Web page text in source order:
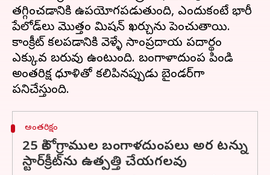
తగ్గించడానికి ఉపయోగపడుతుంది, ఎందుకంటే భారీ
పేలోడ్‌లు మొత్తం మిషన్ ఖర్చును పెంచుతాయి.
కాంక్రీట్ కలపడానికి వెళ్ళే సాంప్రదాయ పదార్థం
ఎక్కువ బరువు ఉంటుంది. బంగాళాదుంప పిండి
అంతరిక్ష ధూళితో కలిపినప్పుడు బైండర్‌గా
అంతరిక్షం
25 కిలోగ్రాముల బంగాళదుంపలు అర టన్ను
స్టార్‌క్రీట్‌ను ఉత్పత్తి చేయగలవు